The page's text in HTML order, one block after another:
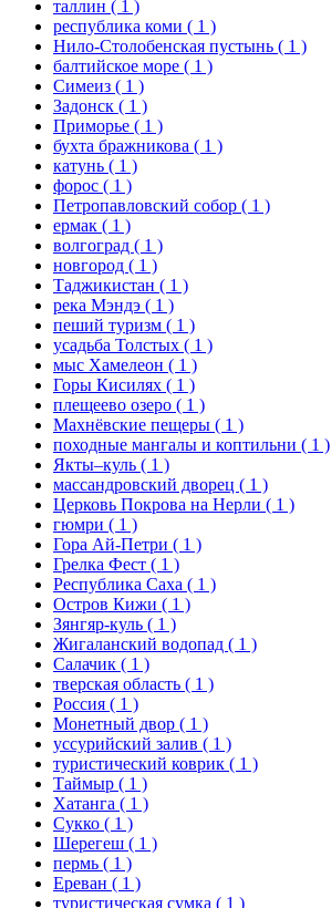
таллин ( 1 )
республика коми ( 1 )
Нило-Столобенская пустынь ( 1 )
балтийское море ( 1 )
Симеиз ( 1 )
Задонск ( 1 )
Приморье ( 1 )
бухта бражникова ( 1 )
катунь ( 1 )
форос ( 1 )
Петропавловский собор ( 1 )
ермак ( 1 )
волгоград ( 1 )
новгород ( 1 )
Таджикистан ( 1 )
река Мэндэ ( 1 )
пеший туризм ( 1 )
усадьба Толстых ( 1 )
мыс Хамелеон ( 1 )
Горы Кисилях ( 1 )
плещеево озеро ( 1 )
Махнёвские пещеры ( 1 )
походные мангалы и коптильни ( 1 )
Якты–куль ( 1 )
массандровский дворец ( 1 )
Церковь Покрова на Нерли ( 1 )
гюмри ( 1 )
Гора Ай-Петри ( 1 )
Грелка Фест ( 1 )
Республика Саха ( 1 )
Остров Кижи ( 1 )
Зянгяр-куль ( 1 )
Жигаланский водопад ( 1 )
Салачик ( 1 )
тверская область ( 1 )
Россия ( 1 )
Монетный двор ( 1 )
уссурийский залив ( 1 )
туристический коврик ( 1 )
Таймыр ( 1 )
Хатанга ( 1 )
Сукко ( 1 )
Шерегеш ( 1 )
пермь ( 1 )
Ереван ( 1 )
туристическая сумка ( 1 )